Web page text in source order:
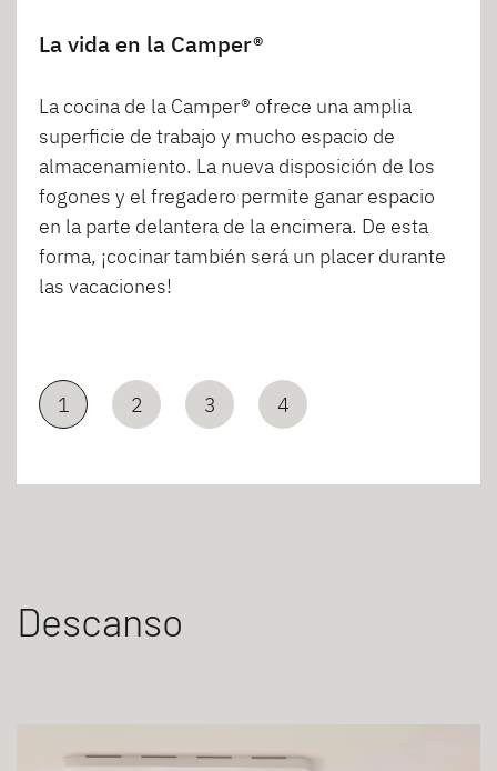
La vida en la Camper®
La cocina de la Camper® ofrece una amplia
superficie de trabajo y mucho espacio de
almacenamiento. La nueva disposición de los
fogones y el fregadero permite ganar espacio
en la parte delantera de la encimera. De esta
forma, ¡cocinar también será un placer durante
las vacaciones!
1 2 3 4
Descanso